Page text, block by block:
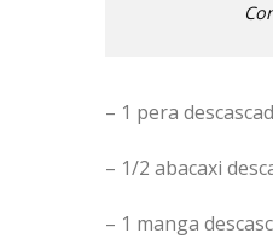
– 1 pera
– 1/2 abacaxi
– 1 manga